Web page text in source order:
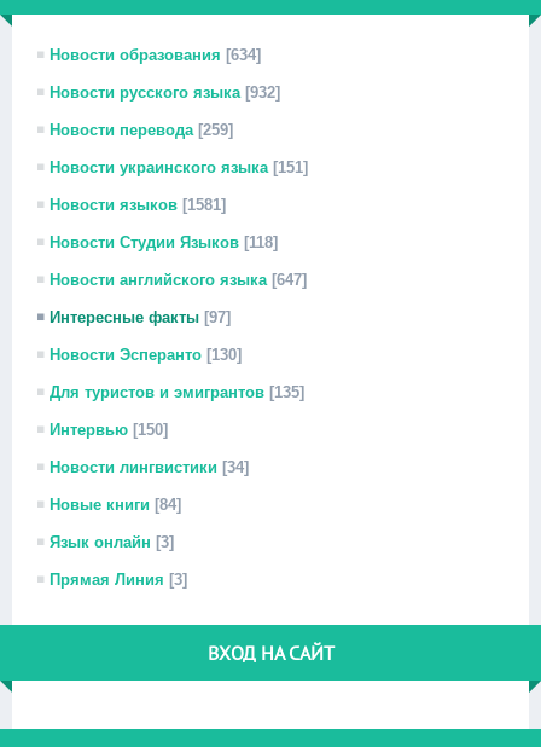
Новости образования [634]
Новости русского языка [932]
Новости перевода [259]
Новости украинского языка [151]
Новости языков [1581]
Новости Студии Языков [118]
Новости английского языка [647]
Интересные факты [97]
Новости Эсперанто [130]
Для туристов и эмигрантов [135]
Интервью [150]
Новости лингвистики [34]
Новые книги [84]
Язык онлайн [3]
Прямая Линия [3]
ВХОД НА САЙТ